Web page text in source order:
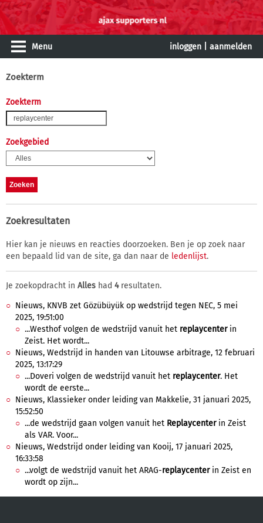
Menu inloggen aanmelden
Zoekterm
Zoekterm
Zoekgebied
Zoekresultaten
Hier kan je nieuws en reacties doorzoeken. Ben je op zoek naar
een bepaald lid van de site, ga dan naar de ledenlijst.
Je zoekopdracht in Alles had 4resultaten.
Nieuws, KNVB zet Gözübüyük op wedstrijd tegen NEC, 5 mei
2025, 19:51:00
...Westhof volgen de wedstrijd vanuit het replaycenterin
Zeist. Het wordt...
Nieuws, Wedstrijd in handen van Litouwse arbitrage, 12 februari
2025, 13:17:29
...Doveri volgen de wedstrijd vanuit het replaycenter. Het
wordt de eerste...
Nieuws, Klassieker onder leiding van Makkelie, 31 januari 2025,
15:52:50
...de wedstrijd gaan volgen vanuit het Replaycenterin Zeist
als VAR. Voor...
Nieuws, Wedstrijd onder leiding van Kooij, 17 januari 2025,
16:33:58
...volgt de wedstrijd vanuit het ARAG-replaycenterin Zeist en
wordt op zijn...